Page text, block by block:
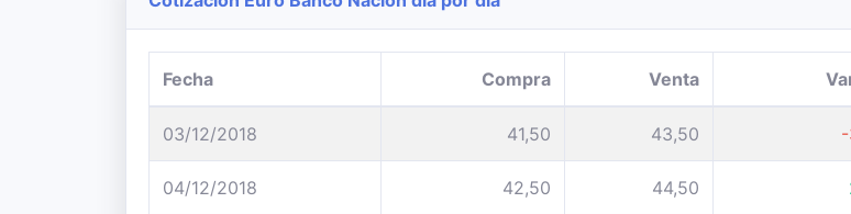
Fecha Compra Venta
03/12/2018 41,50 43,50
04/12/2018 42,50 44,50